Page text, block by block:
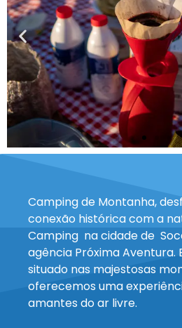
Camping de Montanha,
conexão histórica com a
Camping na cidade de
agência Próxima
situado nas majestosas
oferecemos uma
amantes do ar livre.